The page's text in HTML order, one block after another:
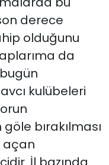
derece
olduğunu
da
kulübeleri
bırakılması
açan